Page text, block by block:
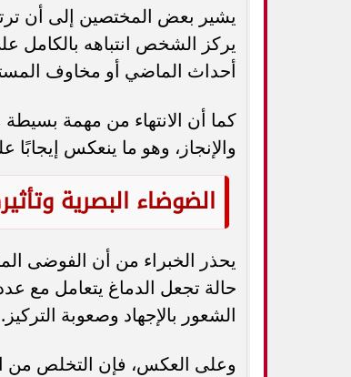
يشير بعض المختصين إلى أن
يركز الشخص انتباهه بالكامل
أحداث الماضي أو مخاوف
كما أن الانتهاء من مهمة
والإنجاز، وهو ما ينعكس
الضوضاء البصرية
يحذر الخبراء من أن الفوضى
حالة تجعل الدماغ يتعامل مع
الشعور بالإجهاد وصعوبة التركيز.
وعلى العكس، فإن التخلص من